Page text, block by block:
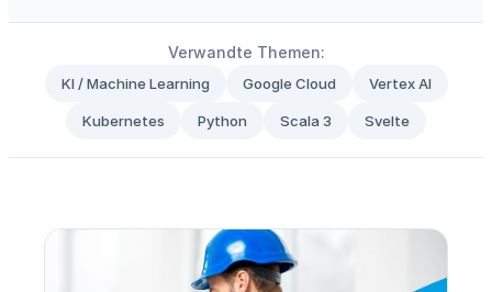
Verwandte Themen:
KI / Machine Learning Google Cloud Vertex AI
Kubernetes Python Scala 3 Svelte